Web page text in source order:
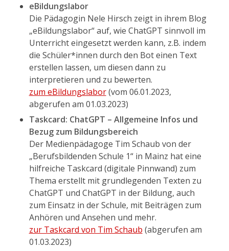
eBildungslabor
Die Pädagogin Nele Hirsch zeigt in ihrem Blog
„eBildungslabor“ auf, wie ChatGPT sinnvoll im
Unterricht eingesetzt werden kann, z.B. indem
die Schüler*innen durch den Bot einen Text
erstellen lassen, um diesen dann zu
interpretieren und zu bewerten.
zum eBildungslabor(vom 06.01.2023,
abgerufen am 01.03.2023)
Taskcard: ChatGPT – Allgemeine Infos und
Bezug zum Bildungsbereich
Der Medienpädagoge Tim Schaub von der
„Berufsbildenden Schule 1“ in Mainz hat eine
hilfreiche Taskcard (digitale Pinnwand) zum
Thema erstellt mit grundlegenden Texten zu
ChatGPT und ChatGPT in der Bildung, auch
zum Einsatz in der Schule, mit Beiträgen zum
Anhören und Ansehen und mehr.
zur Taskcard von Tim Schaub (abgerufen am
01.03.2023)